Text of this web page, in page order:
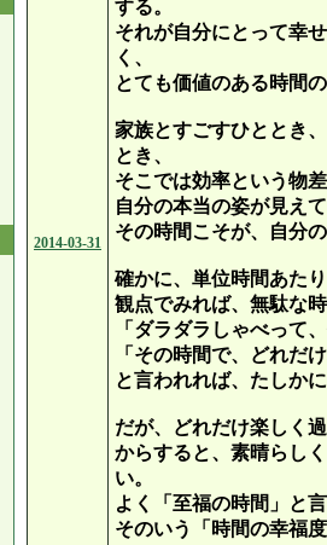
2014-03-31
する。
それが自分にとって幸
く、
とても価値のある時間
家族とすごすひととき
とき、
そこでは効率という物
自分の本当の姿が見え
その時間こそが、自分
確かに、単位時間あた
観点でみれば、無駄な
「ダラダラしゃべって
「その時間で、どれだ
と言われれば、たしか
だが、どれだけ楽しく
からすると、素晴らし
い。
よく「至福の時間」と
そのいう「時間の幸福